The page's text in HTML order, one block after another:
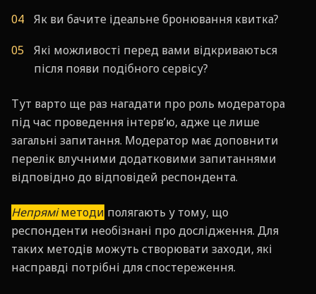
Як ви бачите ідеальне бронювання квитка?
Які можливості перед вами відкриваються
після появи подібного сервісу?
Тут варто ще раз нагадати про роль модератора
під час проведення інтерв’ю, адже це лише
загальні запитання. Модератор має доповнити
перелік влучними додатковими запитаннями
відповідно до відповідей респондента.
Непряміметоди полягають у тому, що
респонденти необізнані про дослідження. Для
таких методів можуть створювати заходи, які
насправді потрібні для спостереження.